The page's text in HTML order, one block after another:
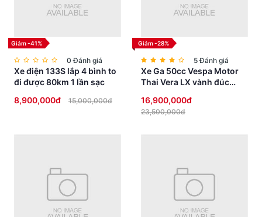
ĐỊA CHỈ MUA XE MÁY ĐIỆN UY TÍN TẠI QUẬN HÀ ĐÔNG:
Giảm -41%
0 Đánh giá
Xe điện 133S lắp 4 bình to
đi được 80km 1 lần sạc
8,900,000đ
15,000,000đ
Giảm -28%
5 Đánh giá
Xe Ga 50cc Vespa Motor
Thai Vera LX vành đúc
16,900,000đ
23,500,000đ